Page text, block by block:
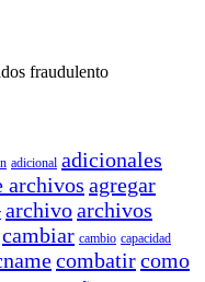
fraudulento
adicional adicionales
archivos agregar
archivoarchivos
cambiar cambio capacidad
combatircomo